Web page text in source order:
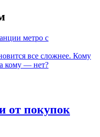
метро с
все сложнее. Кому
а кому — нет?
от покупок